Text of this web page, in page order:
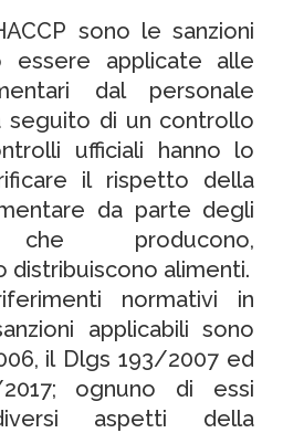
sono le sanzioni
essere applicate alle
dal personale
seguito di un controllo
ufficiali hanno lo
il rispetto della
da parte degli
che producono,
distribuiscono alimenti.
normativi in
applicabili sono
il Dlgs 193/2007 ed
ognuno di essi
aspetti della